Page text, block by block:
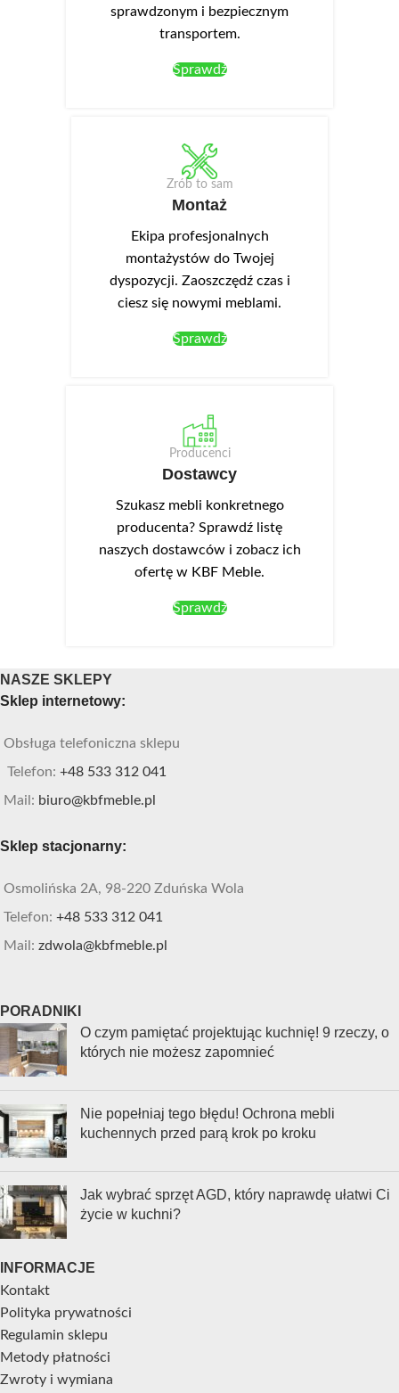
sprawdzonym i bezpiecznym
transportem.
Sprawdź
Zrób to sam
Montaż
Ekipa profesjonalnych
montażystów do Twojej
dyspozycji. Zaoszczędź czas i
ciesz się nowymi meblami.
Sprawdź
Producenci
Dostawcy
Szukasz mebli konkretnego
producenta? Sprawdź listę
naszych dostawców i zobacz ich
ofertę w KBF Meble.
Sprawdź
NASZE SKLEPY
Sklep internetowy:
Obsługa telefoniczna sklepu
Telefon: +48 533 312 041
Mail: biuro@kbfmeble.pl
Sklep stacjonarny:
Osmolińska 2A, 98-220 Zduńska Wola
Telefon: +48 533 312 041
Mail: zdwola@kbfmeble.pl
PORADNIKI
O czym pamiętać projektując kuchnię! 9 rzeczy, o
których nie możesz zapomnieć
Nie popełniaj tego błędu! Ochrona mebli
kuchennych przed parą krok po kroku
Jak wybrać sprzęt AGD, który naprawdę ułatwi Ci
życie w kuchni?
INFORMACJE
Kontakt
Polityka prywatności
Regulamin sklepu
Metody płatności
Zwroty i wymiana